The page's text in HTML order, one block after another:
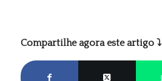
Compartilhe agora este artigo ⤵